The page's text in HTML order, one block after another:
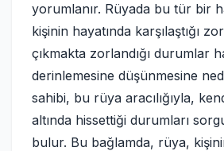
yorumlanır. Rüyada bu tür bir
kişinin hayatında karşılaştığı
çıkmakta zorlandığı durumlar
derinlemesine düşünmesine
sahibi, bu rüya aracılığıyla,
altında hissettiği durumları
bulur. Bu bağlamda, rüya,